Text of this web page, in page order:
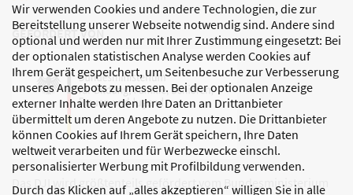
Wir verwenden Cookies und andere Technologien, die zur
Bereitstellung unserer Webseite notwendig sind. Andere sind
optional und werden nur mit Ihrer Zustimmung eingesetzt: Bei
der optionalen statistischen Analyse werden Cookies auf
Ihrem Gerät gespeichert, um Seitenbesuche zur Verbesserung
unseres Angebots zu messen. Bei der optionalen Anzeige
externer Inhalte werden Ihre Daten an Drittanbieter
übermittelt um deren Angebote zu nutzen. Die Drittanbieter
können Cookies auf Ihrem Gerät speichern, Ihre Daten
weltweit verarbeiten und für Werbezwecke einschl.
personalisierter Werbung mit Profilbildung verwenden.
Durch das Klicken auf „alles akzeptieren“ willigen Sie in alle
GEFÖRDERT VON
Das DJI wird größtenteils gefördert vom Bundesministerium